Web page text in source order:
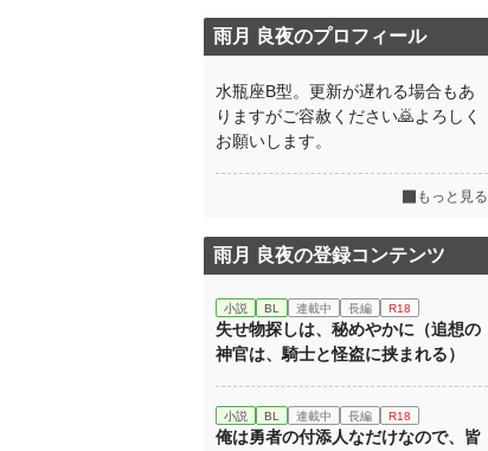
雨月 良夜のプロフィール
水瓶座B型。更新が遅れる場合もあ
りますがご容赦ください🙇よろしく
お願いします。
もっと見る
雨月 良夜の登録コンテンツ
小説 BL 連載中 長編 R18
失せ物探しは、秘めやかに（追想の
神官は、騎士と怪盗に挟まれる）
小説 BL 連載中 長編 R18
俺は勇者の付添人なだけなので、皆